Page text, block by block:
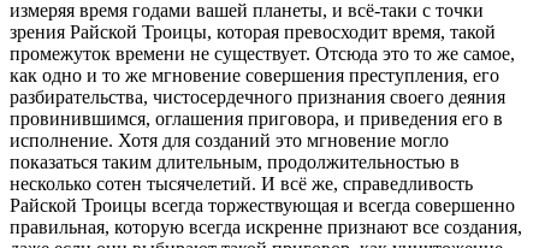
измеряя время годами вашей планеты, и всё-таки с точки
зрения Райской Троицы, которая превосходит время, такой
промежуток времени не существует. Отсюда это то же самое,
как одно и то же мгновение совершения преступления, его
разбирательства, чистосердечного признания своего деяния
провинившимся, оглашения приговора, и приведения его в
исполнение. Хотя для созданий это мгновение могло
показаться таким длительным, продолжительностью в
несколько сотен тысячелетий. И всё же, справедливость
Райской Троицы всегда торжествующая и всегда совершенно
правильная, которую всегда искренне признают все создания,